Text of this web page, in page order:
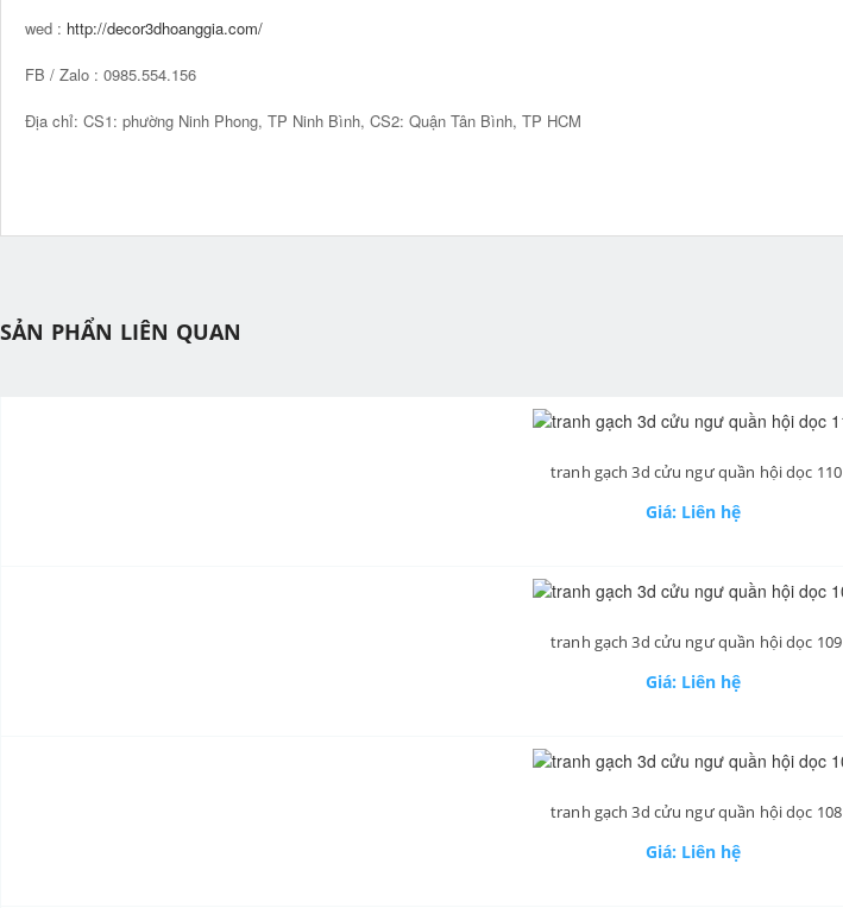
wed : http://decor3dhoanggia.com/
FB / Zalo : 0985.554.156
Địa chỉ: CS1: phường Ninh Phong, TP Ninh Bình, CS2: Quận Tân Bình, TP HCM
SẢN PHẨN LIÊN QUAN
tranh gạch 3d cửu ngư quần hội dọc 110
Giá: Liên hệ
tranh gạch 3d cửu ngư quần hội dọc 109
Giá: Liên hệ
tranh gạch 3d cửu ngư quần hội dọc 108
Giá: Liên hệ